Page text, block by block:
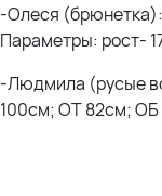
-Олеся (брюнетка):
Параметры: рост-
-Людмила (русые
100см; ОТ 82см; ОБ